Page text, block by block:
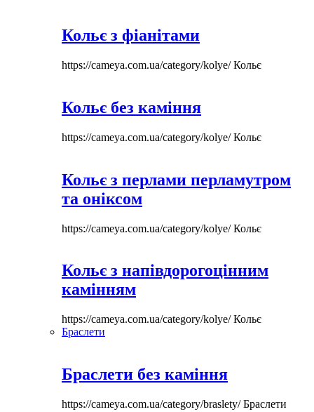
Кольє з фіанітами
https://cameya.com.ua/category/kolye/Кольє
Кольє без каміння
https://cameya.com.ua/category/kolye/Кольє
Кольє з перлами перламутром
та оніксом
https://cameya.com.ua/category/kolye/Кольє
Кольє з напівдорогоцінним
камінням
https://cameya.com.ua/category/kolye/Кольє
Браслети
Браслети без каміння
https://cameya.com.ua/category/braslety/Браслети